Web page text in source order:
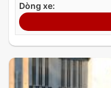
Dòng xe: